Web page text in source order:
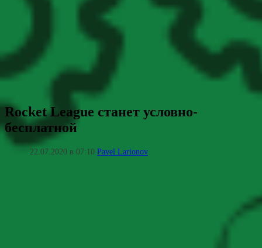
Rocket League станет условно-
бесплатной
22.07.2020 в 07:10Pavel Larionov